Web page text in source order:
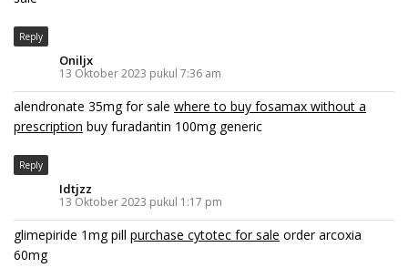
Reply
Oniljx
13 Oktober 2023 pukul 7:36 am
alendronate 35mg for sale where to buy fosamax without a
prescription buy furadantin 100mg generic
Reply
Idtjzz
13 Oktober 2023 pukul 1:17 pm
glimepiride 1mg pill purchase cytotec for sale order arcoxia
60mg